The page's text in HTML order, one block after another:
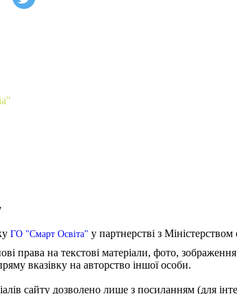
ГО "Смарт Освіта" у партнерстві з
права на текстові матеріали, фото,
вказівку на авторство іншої особи.
сайту дозволено лише з посиланням (для